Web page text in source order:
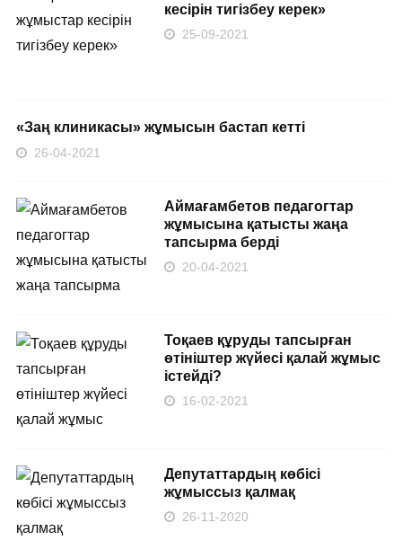
кесірін тигізбеу керек»
25-09-2021
​«Заң клиникасы» жұмысын бастап кетті
26-04-2021
Аймағамбетов педагогтар
жұмысына қатысты жаңа
тапсырма берді
20-04-2021
Тоқаев құруды тапсырған
өтініштер жүйесі қалай жұмыс
істейді?
16-02-2021
Депутаттардың көбісі
жұмыссыз қалмақ
26-11-2020